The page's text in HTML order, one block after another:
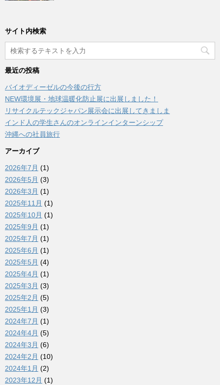
サイト内検索
最近の投稿
バイオディーゼルの今後の行方
NEW環境展・地球温暖化防止展に出展しました！
リサイクルテックジャパン展示会に出展してきましま
インド人の学生さんのオンラインインターンシップ
沖縄への社員旅行
アーカイブ
2026年7月 (1)
2026年5月 (3)
2026年3月 (1)
2025年11月 (1)
2025年10月 (1)
2025年9月 (1)
2025年7月 (1)
2025年6月 (1)
2025年5月 (4)
2025年4月 (1)
2025年3月 (3)
2025年2月 (5)
2025年1月 (3)
2024年7月 (1)
2024年4月 (5)
2024年3月 (6)
2024年2月 (10)
2024年1月 (2)
2023年12月 (1)